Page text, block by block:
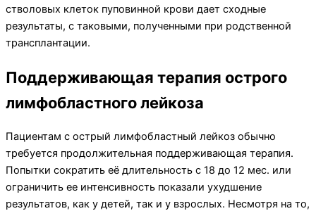
стволовых клеток пуповинной крови дает сходные
результаты, с таковыми, полученными при родственной
трансплантации.
Поддерживающая терапия острого
лимфобластного лейкоза
Пациентам с острый лимфобластный лейкоз обычно
требуется продолжительная поддерживающая терапия.
Попытки сократить её длительность с 18 до 12 мес. или
ограничить ее интенсивность показали ухудшение
результатов, как у детей, так и у взрослых. Несмотря на то,